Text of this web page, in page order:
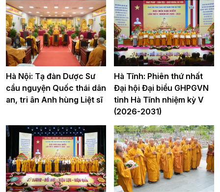
Hà Nội: Tạ đàn Dược Sư
cầu nguyện Quốc thái dân
an, tri ân Anh hùng Liệt sĩ
Hà Tĩnh: Phiên thứ nhất
Đại hội Đại biểu GHPGVN
tỉnh Hà Tĩnh nhiệm kỳ V
(2026-2031)